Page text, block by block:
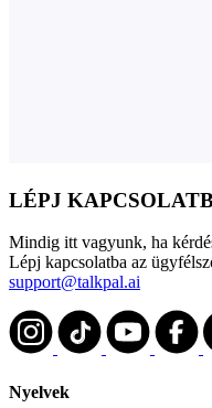
LÉPJ
Mindig itt vagyunk, ha
Lépj kapcsolatba az
support@talkpal.ai
Nyelvek